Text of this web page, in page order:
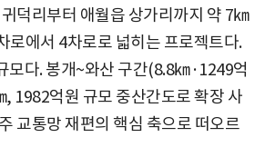
덕리부터 애월읍 상가리까지 약 7㎞
로에서 4차로로 넓히는 프로젝트다.
모다. 봉개~와산 구간(8.8㎞·1249억
, 1982억원 규모 중산간도로 확장 사
교통망 재편의 핵심 축으로 떠오르